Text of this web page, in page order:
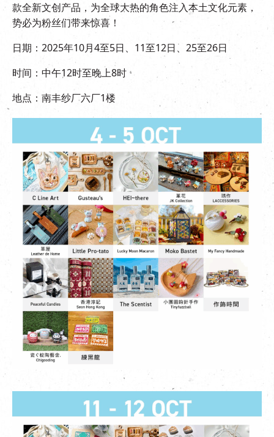
款全新文创产品，为全球大热的角色注入本土文化元素，
势必为粉丝们带来惊喜！
日期：2025年10月4至5日、11至12日、25至26日
时间：中午12时至晚上8时
地点：南丰纱厂六厂1楼